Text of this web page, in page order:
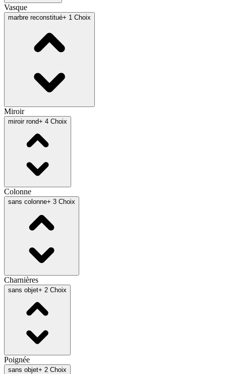
Vasque
marbre reconstitué+ 1 Choix
Miroir
miroir rond+ 4 Choix
Colonne
sans colonne+ 3 Choix
Charnières
sans objet+ 2 Choix
Poignée
sans objet+ 2 Choix